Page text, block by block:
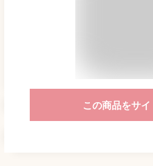
この商品をサ